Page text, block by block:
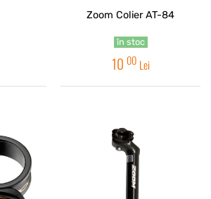
Zoom Colier AT-84
în stoc
10 00 Lei